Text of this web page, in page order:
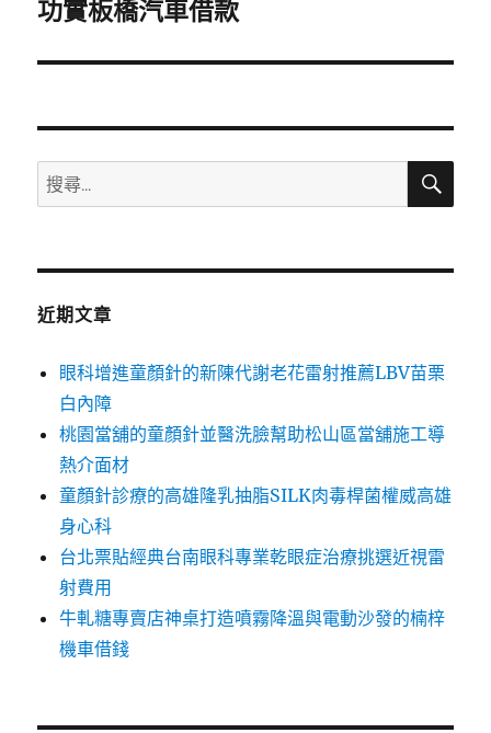
一
文
功實板橋汽車借款
搜
尋
鍵
搜
近期文章
眼科增進童顏針的新陳代謝老花雷射推薦LBV苗栗
白內障
桃園當舖的童顏針並醫洗臉幫助松山區當舖施工導
熱介面材
童顏針診療的高雄隆乳抽脂SILK肉毒桿菌權威高雄
身心科
台北票貼經典台南眼科專業乾眼症治療挑選近視雷
射費用
牛軋糖專賣店神桌打造噴霧降溫與電動沙發的楠梓
機車借錢